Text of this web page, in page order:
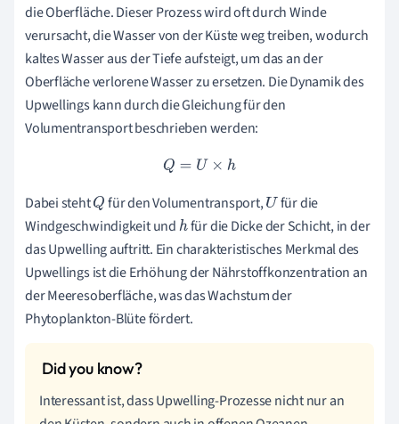
die Oberfläche. Dieser Prozess wird oft durch Winde
verursacht, die Wasser von der Küste weg treiben, wodurch
kaltes Wasser aus der Tiefe aufsteigt, um das an der
Oberfläche verlorene Wasser zu ersetzen. Die Dynamik des
Upwellings kann durch die Gleichung für den
Volumentransport beschrieben werden:
Q= U× h
Dabei stehtQ für den Volumentransport,Ufür die
Windgeschwindigkeit undhfür die Dicke der Schicht, in der
das Upwelling auftritt. Ein charakteristisches Merkmal des
Upwellings ist die Erhöhung der Nährstoffkonzentration an
der Meeresoberfläche, was das Wachstum der
Phytoplankton-Blüte fördert.
Interessant ist, dass Upwelling-Prozesse nicht nur an